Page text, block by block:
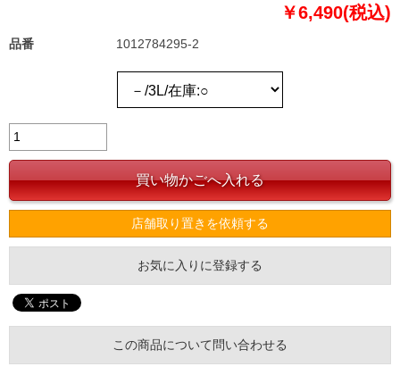
￥6,490(税込)
品番 1012784295-2
店舗取り置きを依頼する
お気に入りに登録する
この商品について問い合わせる